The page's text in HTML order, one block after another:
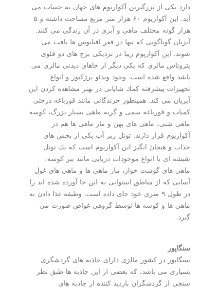
دارد یكی از بزرگترین آكواریوم های جهان به حساب می
آید. این آكواریوم ۶۰ هزار متر مربع مساحت داشته و ۵
هزار گونه مختلف ماهی و آبزی در آن زندگی می كنند.
آبزیان گوناگونی كه تنها در قعر اقیانوس ها یافت می
شوند. این آكواریوم زیبا در نزدیكی برج های دو قلوی
پتروناس مالزی كه یكی دیگر از جاهای دیدنی مالزی می
باشد واقع شده است. وجود ویدئو پرژكتور و انواع
تجهیزات پیشرفته كمك شایانی در بهتر مشاهده كردن این
آبزیان می كند. همینطور خزندگانی مانند قورباغه درختی
كمیاب و قورباغه سمی و گربه ماهی بسیار بزرگ، كوسه
ماهی شنی، ماهی های پهن و مار ماهی ها هم در
آكواریوم قرار دارند. تونل زیر آب یكی از بخش های
جذاب و هیجان انگیز این آكواریوم است كه یك تونل
شیشه ای با انواع موجودات دریایی مانند ببر كوسه،
ماهی های گوشت خوار، مار ماهی ها و ماهی های غول
آسایی كه از مناطق استوایی به این جا آورده شده اند را
در طول ۹ متری خود جای داده است. وظیفه غذا دادن به
ماهی ها و كوسه ها توسط گروهی غواص صورت می
سنگاپور در كشور مالزی دارای جاذبه های گردشگری
بسیاری می باشد، كه بعضی از این جاذبه ها طبق نظر
سنجی از گردشگران بازدید كننده از جاذبه های